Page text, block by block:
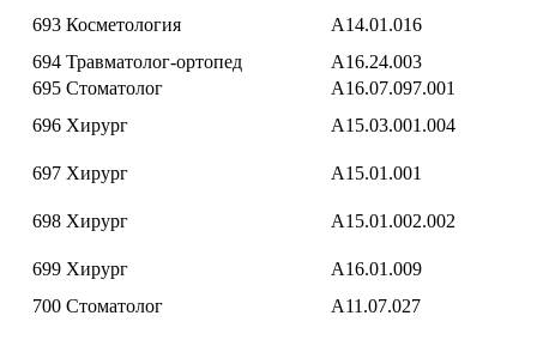
693 Косметология
A14.01.016
694 Травматолог-ортопед
A16.24.003
695 Стоматолог
A16.07.097.001
696 Хирург A15.03.001.004
697 Хирург A15.01.001
698 Хирург A15.01.002.002
699 Хирург
A16.01.009
700 Стоматолог A11.07.027